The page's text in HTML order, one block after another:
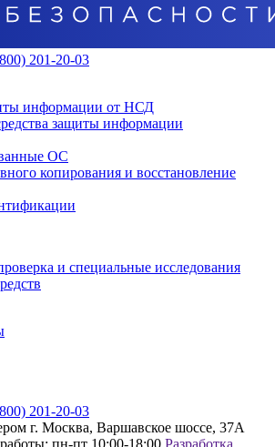
201-20-03
информации от НСД
защиты информации
ОС
копирования и восстановление
и специальные исследования
201-20-03
г. Москва, Варшавское шоссе, 37А
пн-пт 10:00-18:00 Разработка